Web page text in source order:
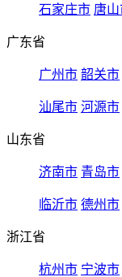
石家庄市 唐
广东省
广州市 韶关市
汕尾市 河源市
山东省
济南市 青岛市
临沂市 德州市
浙江省
杭州市 宁波市